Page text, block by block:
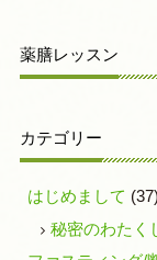
薬膳レッスン
カテゴリー
はじめまして (37)
秘密のわたく